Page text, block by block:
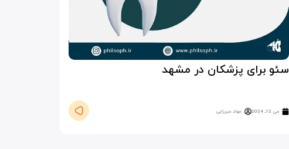
سئو برای پزشکان در مشهد
می 12, 2024 جواد میرزایی